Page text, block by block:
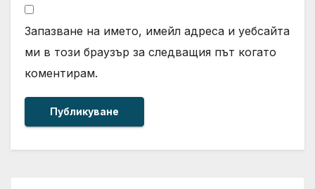
Запазване на името, имейл адреса и уебсайта
ми в този браузър за следващия път когато
коментирам.